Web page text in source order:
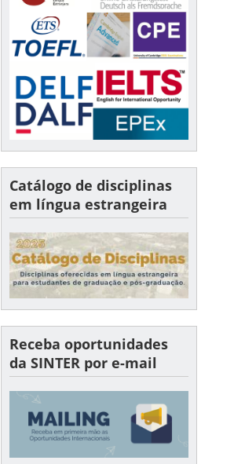
Catálogo de disciplinas
em língua estrangeira
Receba oportunidades
da SINTER por e-mail